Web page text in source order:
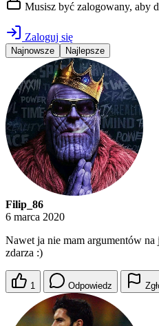
Musisz być zalogowany, aby
Zaloguj się
Najnowsze Najlepsze
Filip_86
6 marca 2020
Nawet ja nie mam argumentów na
zdarza :)
1 Odpowiedz